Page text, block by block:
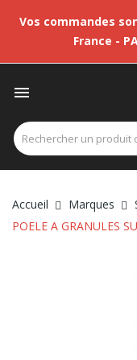
Vos commandes
France -

Accueil Marques
POELE A GRANULES